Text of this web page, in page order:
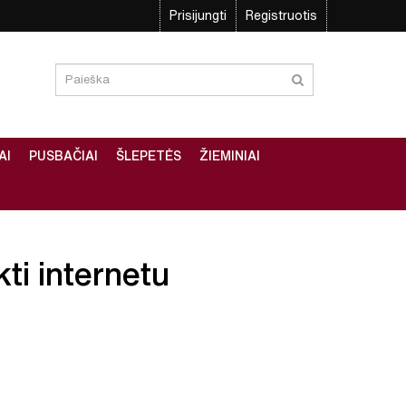
Prisijungti Registruotis
PUSBAČIAI ŠLEPETĖS ŽIEMINIAI
internetu